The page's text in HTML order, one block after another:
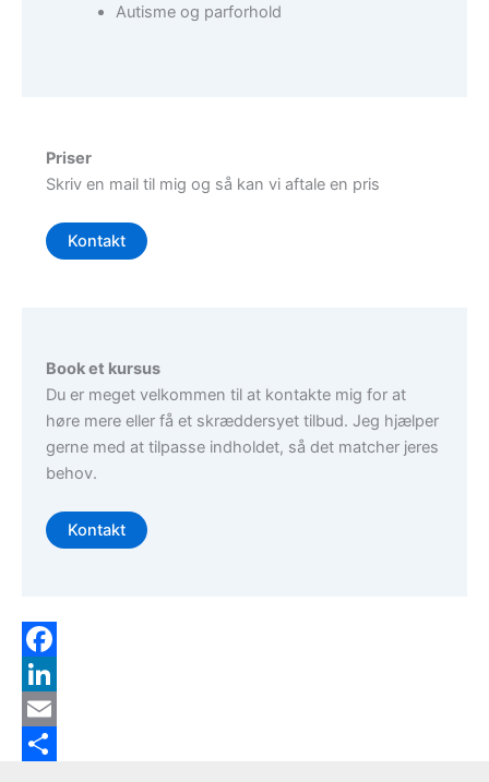
Autisme og parforhold
Priser
Skriv en mail til mig og så kan vi aftale en pris
Kontakt
Book et kursus
Du er meget velkommen til at kontakte mig for at
høre mere eller få et skræddersyet tilbud. Jeg hjælper
gerne med at tilpasse indholdet, så det matcher jeres
behov.
Kontakt
F
a
c
L
E